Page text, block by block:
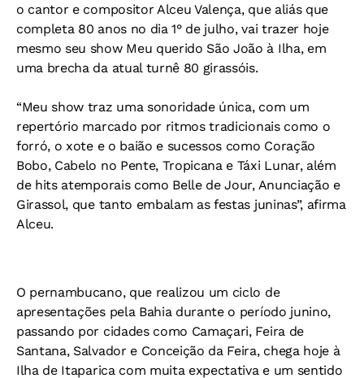
o cantor e compositor Alceu Valença, que aliás que
completa 80 anos no dia 1° de julho, vai trazer hoje
mesmo seu show Meu querido São João à Ilha, em
uma brecha da atual turnê 80 girassóis.
“Meu show traz uma sonoridade única, com um
repertório marcado por ritmos tradicionais como o
forró, o xote e o baião e sucessos como Coração
Bobo, Cabelo no Pente, Tropicana e Táxi Lunar, além
de hits atemporais como Belle de Jour, Anunciação e
Girassol, que tanto embalam as festas juninas”, afirma
Alceu.
O pernambucano, que realizou um ciclo de
apresentações pela Bahia durante o período junino,
passando por cidades como Camaçari, Feira de
Santana, Salvador e Conceição da Feira, chega hoje à
Ilha de Itaparica com muita expectativa e um sentido